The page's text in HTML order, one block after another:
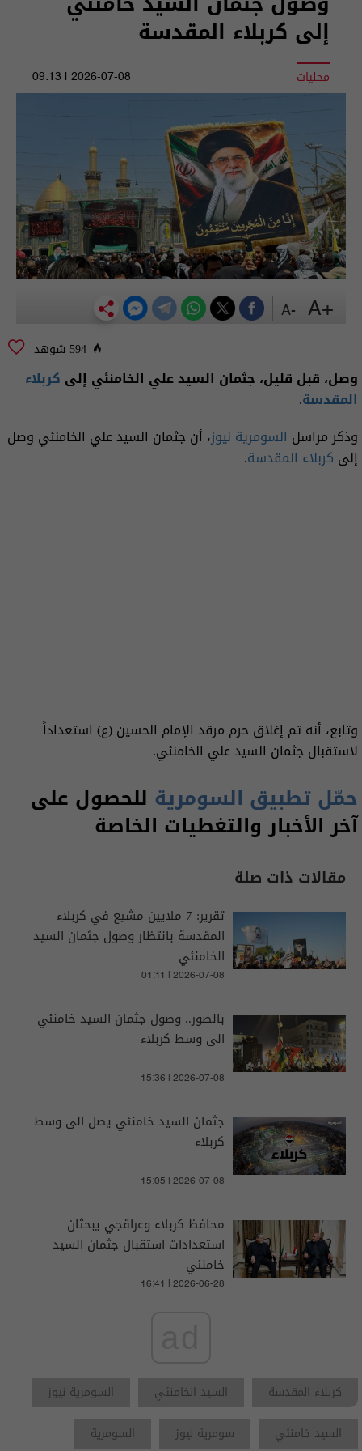
إلى كربلاء المقدسة
محليات 2026-07-08 | 09:13
594 شوهد
وصل، قبل قليل، جثمان السيد علي الخامنئي إلى كربلاء
المقدسة.
وذكر مراسل السومرية نيوز، أن جثمان السيد علي الخامنئي وصل
إلى كربلاء المقدسة.
وتابع، أنه تم إغلاق حرم مرقد الإمام الحسين (ع) استعداداً
لاستقبال جثمان السيد علي الخامنئي.
حمّل تطبيق السومرية للحصول على
آخر الأخبار والتغطيات الخاصة
مقالات ذات صلة
تقرير: 7 ملايين مشيع في كربلاء
المقدسة بانتظار وصول جثمان السيد
الخامنئي
01:11 | 2026-07-08
بالصور.. وصول جثمان السيد خامنئي
الى وسط كربلاء
15:36 | 2026-07-08
جثمان السيد خامنئي يصل الى وسط
كربلاء
15:05 | 2026-07-08
محافظ كربلاء وعراقجي يبحثان
استعدادات استقبال جثمان السيد
خامنئي
16:41 | 2026-06-28
كربلاء المقدسة السيد الخامنئي
السومرية نيوز
السيد خامنئي
سومرية نيوز
السومرية
+A
-A